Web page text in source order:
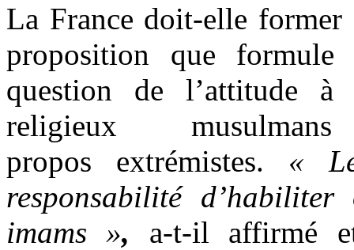
La France doit-elle former
proposition que
question de l’attitude à
religieux
propos extrémistes. «
responsabilité
imams », a-t-il affirmé